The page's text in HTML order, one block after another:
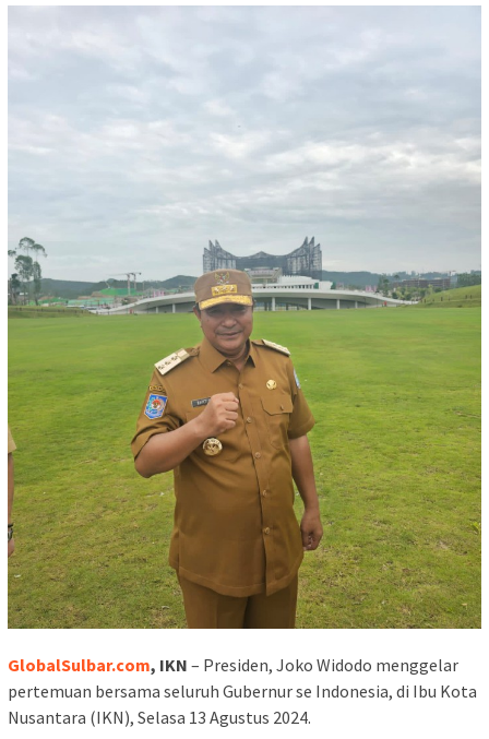
GlobalSulbar.com, IKN – Presiden, Joko Widodo menggelar
pertemuan bersama seluruh Gubernur se Indonesia, di Ibu Kota
Nusantara (IKN), Selasa 13 Agustus 2024.